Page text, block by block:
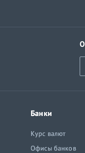
Банки
Курс валют
Офисы банков